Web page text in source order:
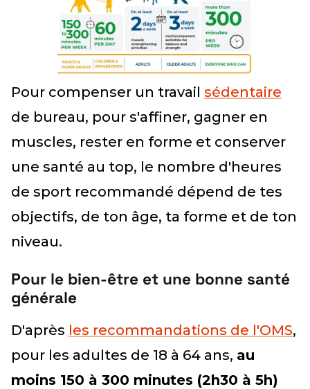
Pour compenser un travail sédentaire
de bureau, pour s'affiner, gagner en
muscles, rester en forme et conserver
une santé au top, le nombre d'heures
de sport recommandé dépend de tes
objectifs, de ton âge, ta forme et de ton
niveau.
Pour le bien-être et une bonne santé
générale
D'après les recommandations de l'OMS,
pour les adultes de 18 à 64 ans, au
moins 150 à 300 minutes (2h30 à 5h)